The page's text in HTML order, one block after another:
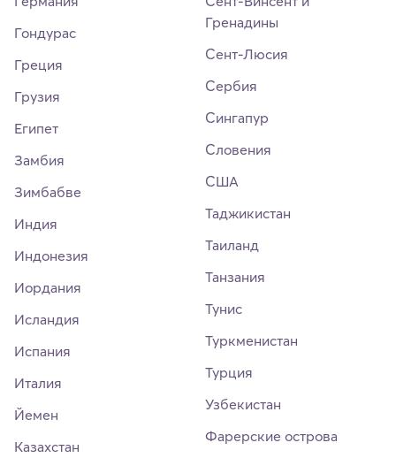
Гондурас
Греция
Грузия
Египет
Замбия
Зимбабве
Индия
Индонезия
Иордания
Исландия
Испания
Италия
Йемен
Казахстан
Гренадины
Сент-Люсия
Сербия
Сингапур
Словения
США
Таджикистан
Таиланд
Танзания
Тунис
Туркменистан
Турция
Узбекистан
Фарерские острова